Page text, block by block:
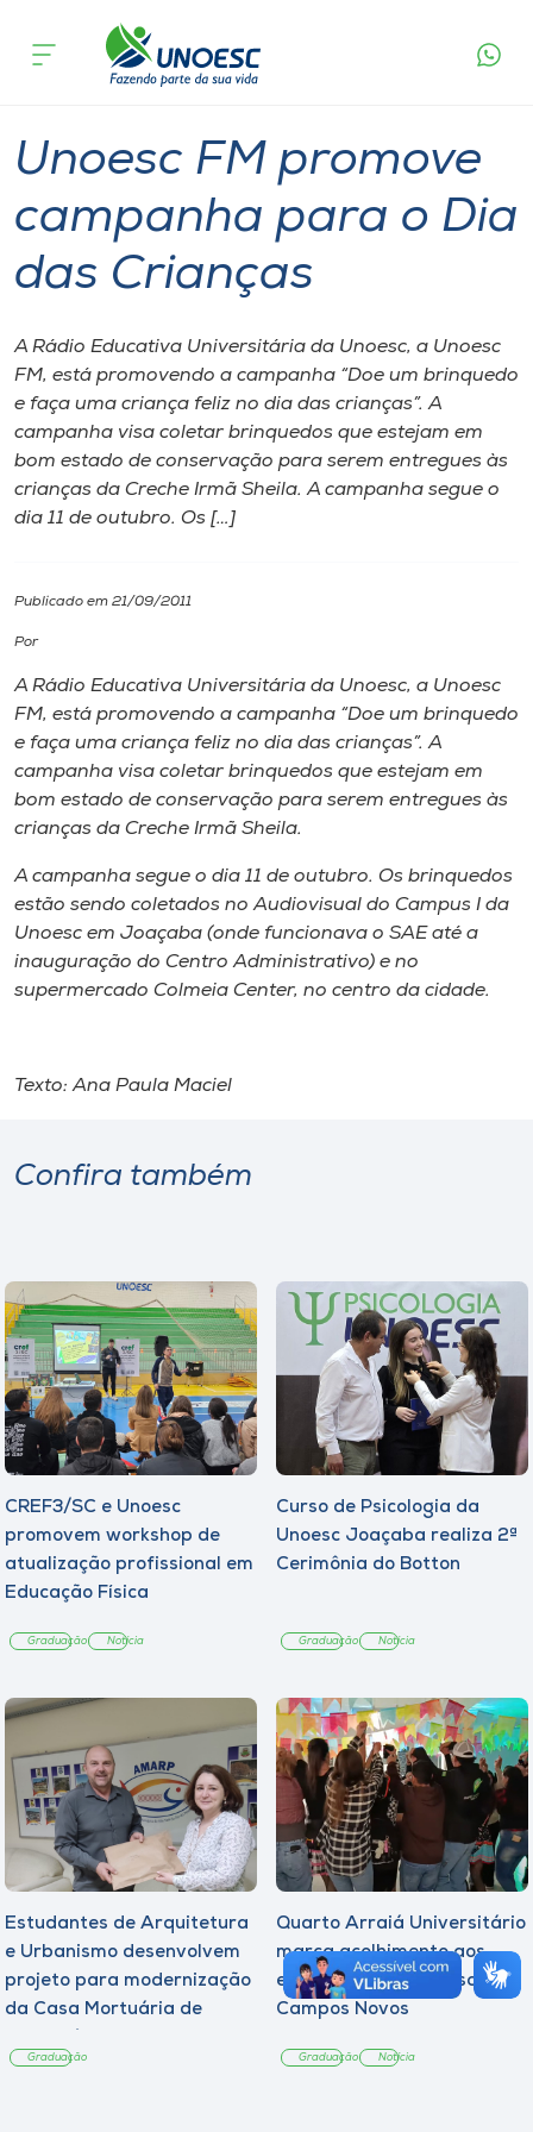
Cursos
Atendimento ao Estudante
Portal de Ensino
A
Unoesc
Internacionalização
Cultura
CPA
Biblioteca
Editora
Rádio
Museu
Store
Selecione
o idioma
A+
A-
acontece
Unoesc FM promove
campanha para o Dia
das Crianças
A Rádio Educativa Universitária da Unoesc, a Unoesc
FM, está promovendo a campanha “Doe um brinquedo
e faça uma criança feliz no dia das crianças”. A
campanha visa coletar brinquedos que estejam em
bom estado de conservação para serem entregues às
crianças da Creche Irmã Sheila. A campanha segue o
dia 11 de outubro. Os […]
Publicado em 21/09/2011
Por
A Rádio Educativa Universitária da Unoesc, a Unoesc
FM, está promovendo a campanha “Doe um brinquedo
e faça uma criança feliz no dia das crianças”. A
campanha visa coletar brinquedos que estejam em
bom estado de conservação para serem entregues às
crianças da Creche Irmã Sheila.
A campanha segue o dia 11 de outubro. Os brinquedos
estão sendo coletados no Audiovisual do Campus I da
Unoesc em Joaçaba (onde funcionava o SAE até a
inauguração do Centro Administrativo) e no
supermercado Colmeia Center, no centro da cidade.
Texto: Ana Paula Maciel
Confira também
CREF3/SC e Unoesc
promovem workshop de
atualização profissional em
Educação Física
Graduação Notícia
Curso de Psicologia da
Unoesc Joaçaba realiza 2ª
Cerimônia do Botton
Graduação Notícia
Estudantes de Arquitetura
e Urbanismo desenvolvem
projeto para modernização
da Casa Mortuária de
Graduação
Quarto Arraiá Universitário
marca acolhimento aos
estudantes da Unoesc
Campos Novos
Graduação Notícia